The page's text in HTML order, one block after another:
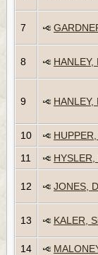
7
8 HANLEY,
9 HANLEY,
10
11
12 JONES,
13 KALER,
14